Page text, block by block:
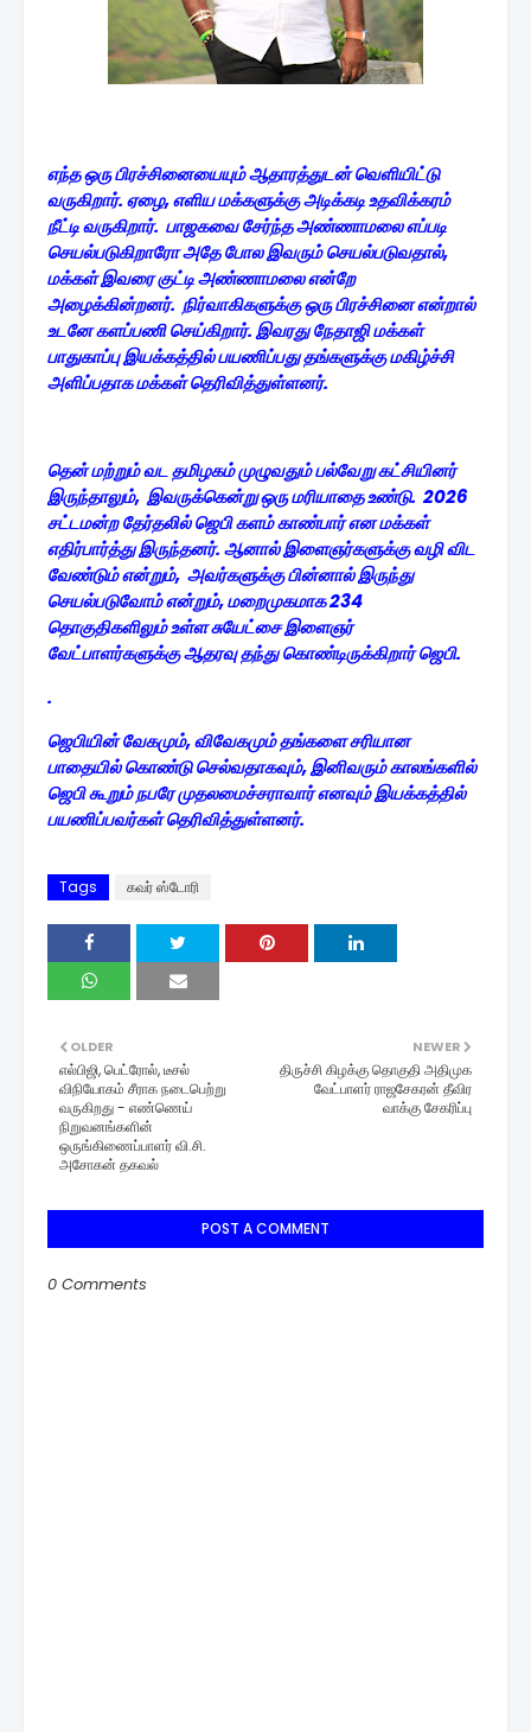
எந்த ஒரு பிரச்சினையையும் ஆதாரத்துடன் வெளியிட்டு
வருகிறார். ஏழை, எளிய மக்களுக்கு அடிக்கடி உதவிக்கரம்
நீட்டி வருகிறார். பாஜகவை சேர்ந்த அண்ணாமலை எப்படி
செயல்படுகிறாரோ அதே போல இவரும் செயல்படுவதால்,
மக்கள் இவரை குட்டி அண்ணாமலை என்றே
அழைக்கின்றனர். நிர்வாகிகளுக்கு ஒரு பிரச்சினை என்றால்
உடனே களப்பணி செய்கிறார். இவரது நேதாஜி மக்கள்
பாதுகாப்பு இயக்கத்தில் பயணிப்பது தங்களுக்கு மகிழ்ச்சி
அளிப்பதாக மக்கள் தெரிவித்துள்ளனர்.
தென் மற்றும் வட தமிழகம் முழுவதும் பல்வேறு கட்சியினர்
இருந்தாலும், இவருக்கென்று ஒரு மரியாதை உண்டு. 2026
சட்டமன்ற தேர்தலில் ஜெபி களம் காண்பார் என மக்கள்
எதிர்பார்த்து இருந்தனர். ஆனால் இளைஞர்களுக்கு வழி விட
வேண்டும் என்றும், அவர்களுக்கு பின்னால் இருந்து
செயல்படுவோம் என்றும், மறைமுகமாக 234
தொகுதிகளிலும் உள்ள சுயேட்சை இளைஞர்
வேட்பாளர்களுக்கு ஆதரவு தந்து கொண்டிருக்கிறார் ஜெபி.
.
ஜெபியின் வேகமும், விவேகமும் தங்களை சரியான
பாதையில் கொண்டு செல்வதாகவும், இனிவரும் காலங்களில்
ஜெபி கூறும் நபரே முதலமைச்சராவார் எனவும் இயக்கத்தில்
பயணிப்பவர்கள் தெரிவித்துள்ளனர்.
Tags கவர் ஸ்டோரி
NEWER
திருச்சி கிழக்கு தொகுதி அதிமுக
வேட்பாளர் ராஜசேகரன் தீவிர
வாக்கு சேகரிப்பு
OLDER
எல்பிஜி, பெட்ரோல், டீசல்
விநியோகம் சீராக நடைபெற்று
வருகிறது - எண்ணெய்
நிறுவனங்களின்
ஒருங்கிணைப்பாளர் வி.சி.
அசோகன் தகவல்
POST A COMMENT
0 Comments